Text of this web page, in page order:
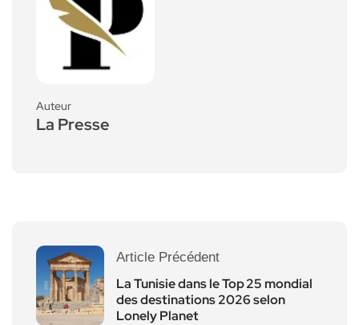
Auteur
La Presse
Article Précédent
La Tunisie dans le Top 25 mondial
des destinations 2026 selon
Lonely Planet